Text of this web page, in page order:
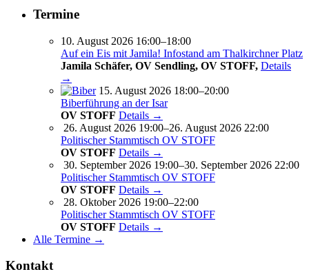
Termine
10. August 2026 16:00–18:00
Auf ein Eis mit Jamila! Infostand am Thalkirchner Platz
Jamila Schäfer, OV Sendling, OV STOFF, Details
→
15. August 2026 18:00–20:00
Biberführung an der Isar
OV STOFF Details →
26. August 2026 19:00–26. August 2026 22:00
Politischer Stammtisch OV STOFF
OV STOFF Details →
30. September 2026 19:00–30. September 2026 22:00
Politischer Stammtisch OV STOFF
OV STOFF Details →
28. Oktober 2026 19:00–22:00
Politischer Stammtisch OV STOFF
OV STOFF Details →
Alle Termine →
Kontakt